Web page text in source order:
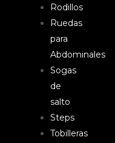
Rodillos
Ruedas
para
Abdominales
Sogas
de
salto
Steps
Tobilleras